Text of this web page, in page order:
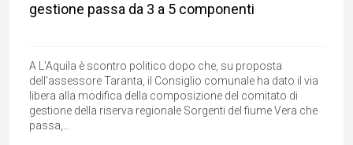
gestione passa da 3 a 5 componenti
A L'Aquila è scontro politico dopo che, su proposta
dell’assessore Taranta, il Consiglio comunale ha dato il via
libera alla modifica della composizione del comitato di
gestione della riserva regionale Sorgenti del fiume Vera che
passa,...